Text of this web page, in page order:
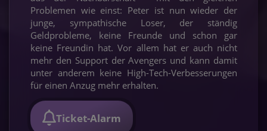
Problemen wie einst: Peter ist nun wieder der
junge, sympathische Loser, der ständig
Geldprobleme, keine Freunde und schon gar
keine Freundin hat. Vor allem hat er auch nicht
mehr den Support der Avengers und kann damit
unter anderem keine High-Tech-Verbesserungen
für einen Anzug mehr erhalten.
Ticket-Alarm